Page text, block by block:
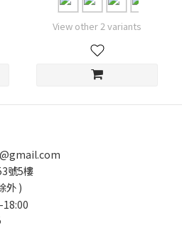
View other 2 variants
號5樓
外 )